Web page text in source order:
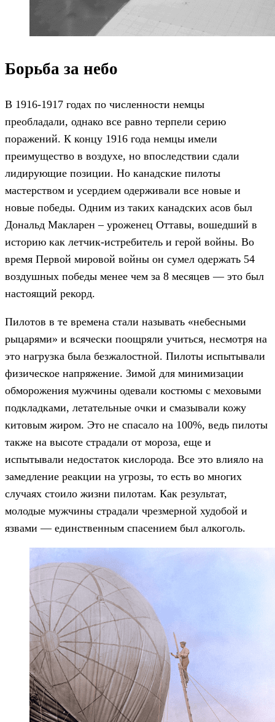
Борьба за небо
В 1916-1917 годах по численности немцы
преобладали, однако все равно терпели серию
поражений. К концу 1916 года немцы имели
преимущество в воздухе, но впоследствии сдали
лидирующие позиции. Но канадские пилоты
мастерством и усердием одерживали все новые и
новые победы. Одним из таких канадских асов был
Дональд Макларен – уроженец Оттавы, вошедший в
историю как летчик-истребитель и герой войны. Во
время Первой мировой войны он сумел одержать 54
воздушных победы менее чем за 8 месяцев — это был
настоящий рекорд.
Пилотов в те времена стали называть «небесными
рыцарями» и всячески поощряли учиться, несмотря на
это нагрузка была безжалостной. Пилоты испытывали
физическое напряжение. Зимой для минимизации
обморожения мужчины одевали костюмы с меховыми
подкладками, летательные очки и смазывали кожу
китовым жиром. Это не спасало на 100%, ведь пилоты
также на высоте страдали от мороза, еще и
испытывали недостаток кислорода. Все это влияло на
замедление реакции на угрозы, то есть во многих
случаях стоило жизни пилотам. Как результат,
молодые мужчины страдали чрезмерной худобой и
язвами — единственным спасением был алкоголь.